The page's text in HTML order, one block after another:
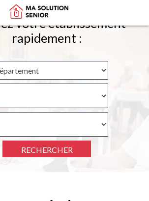
votre établissement
rapidement :
RECHERCHER